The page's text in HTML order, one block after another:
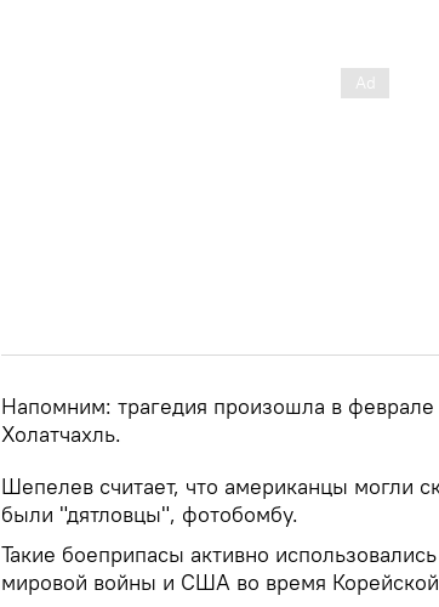
Напомним: трагедия произошла в феврале
Холатчахль.
Шепелев считает, что американцы могли
были "дятловцы", фотобомбу.
Такие боеприпасы активно
мировой войны и США во время